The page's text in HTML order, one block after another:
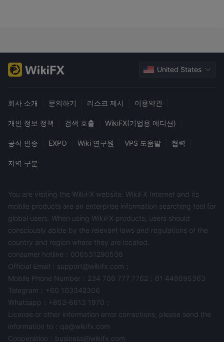
United States
회사 소개 문의하기 리스크 제시 이용약관
개인 정보 정책 검색 호출 WikiFX(기업용 에디션)
공식 인증 EXPO Wiki 연구원 VPS 도움말 협력
지역 구분
You are visiting the WikiFX website. WikiFX Internet and its
mobile products are an enterprise information searching tool for
global users. When using WikiFX products, users should
consciously abide by the relevant laws and regulations of the
country and region where they are located.
consumer hotline：006531290538
Official Email：support@wikifx.com；
Mobile Phone Number：234 706 777 7762；61 449895363
Telegram：+60 103342306
Whatsapp：+852-6613 1970；
License or other information error corrections, please send the
information to：qa@wikifx.com
Cooperation：business@wikifx.com